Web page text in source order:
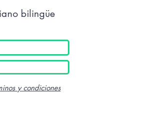
bilingüe
y condiciones